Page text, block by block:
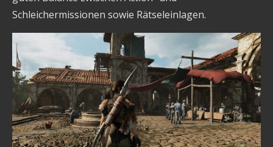
Schleichermissionen sowie Rätseleinlagen.